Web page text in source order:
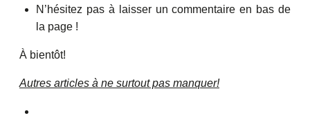
N’hésitez pas à laisser un commentaire en bas de
la page !
À bientôt!
Autres articles à ne surtout pas manquer!